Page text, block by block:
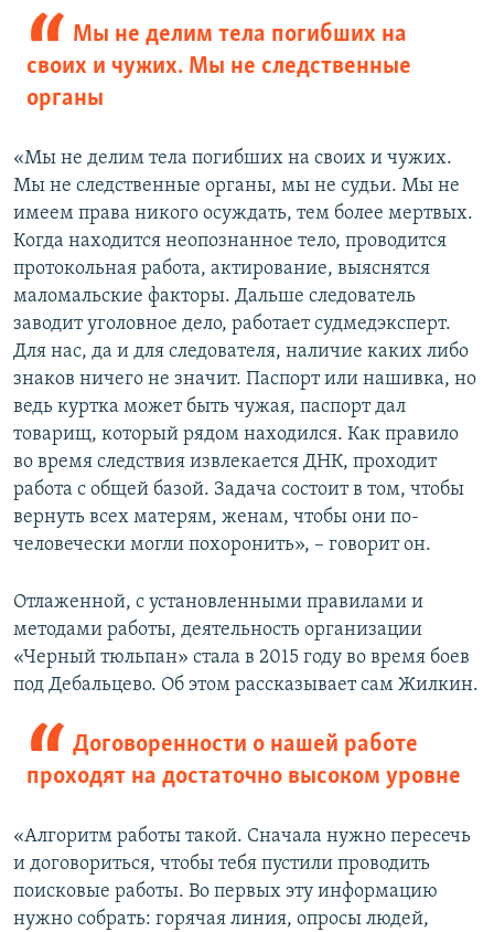
Мы не делим тела погибших на
своих и чужих. Мы не следственные
органы
«Мы не делим тела погибших на своих и чужих.
Мы не следственные органы, мы не судьи. Мы не
имеем права никого осуждать, тем более мертвых.
Когда находится неопознанное тело, проводится
протокольная работа, актирование, выяснятся
маломальские факторы. Дальше следователь
заводит уголовное дело, работает судмедэксперт.
Для нас, да и для следователя, наличие каких либо
знаков ничего не значит. Паспорт или нашивка, но
ведь куртка может быть чужая, паспорт дал
товарищ, который рядом находился. Как правило
во время следствия извлекается ДНК, проходит
работа с общей базой. Задача состоит в том, чтобы
вернуть всех матерям, женам, чтобы они по-
человечески могли похоронить», – говорит он.
Отлаженной, с установленными правилами и
методами работы, деятельность организации
«Черный тюльпан» стала в 2015 году во время боев
под Дебальцево. Об этом рассказывает сам Жилкин.
Договоренности о нашей работе
проходят на достаточно высоком уровне
«Алгоритм работы такой. Сначала нужно пересечь
и договориться, чтобы тебя пустили проводить
поисковые работы. Во первых эту информацию
нужно собрать: горячая линия, опросы людей,